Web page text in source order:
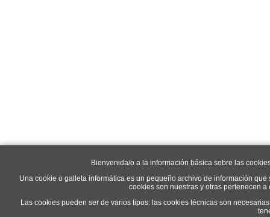
Bienvenida/o a la información básica sobre las
Una cookie o galleta informática es un pequeño archivo de información
cookies son nuestras y otras pertenecen
Las cookies pueden ser de varios tipos: las cookies técnicas son